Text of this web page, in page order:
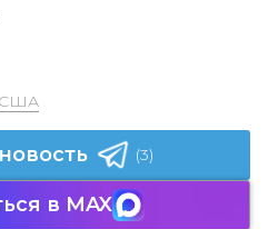
США
(3)
в MAX